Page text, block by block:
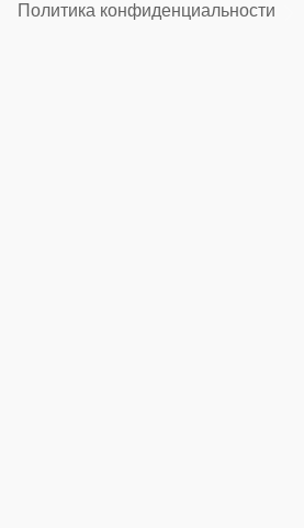
Политика конфиденциальности